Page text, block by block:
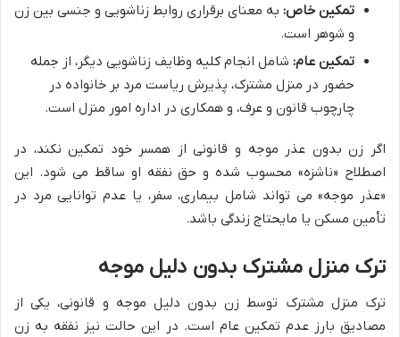
تمکین خاص: به معنای برقراری روابط زناشویی و جنسی بین زن
و شوهر است.
تمکین عام: شامل انجام کلیه وظایف زناشویی دیگر، از جمله
حضور در منزل مشترک، پذیرش ریاست مرد بر خانواده در
چارچوب قانون و عرف، و همکاری در اداره امور منزل است.
اگر زن بدون عذر موجه و قانونی از همسر خود تمکین نکند، در
اصطلاح «ناشزه» محسوب شده و حق نفقه او ساقط می شود. این
«عذر موجه» می تواند شامل بیماری، سفر، یا عدم توانایی مرد در
تأمین مسکن یا مایحتاج زندگی باشد.
ترک منزل مشترک بدون دلیل موجه
ترک منزل مشترک توسط زن بدون دلیل موجه و قانونی، یکی از
مصادیق بارز عدم تمکین عام است. در این حالت نیز نفقه به زن